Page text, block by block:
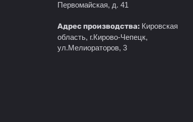
Первомайская, д. 41
Адрес производства: Кировская
область, г.Кирово-Чепецк,
ул.Мелиораторов, 3